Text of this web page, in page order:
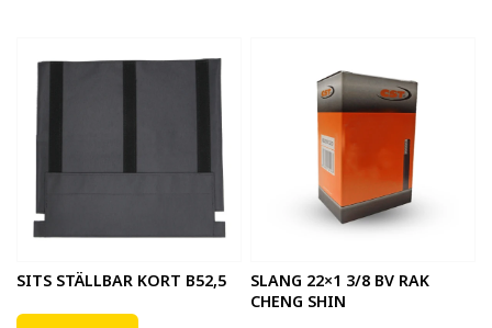
SITS STÄLLBAR KORT B52,5
SLANG 22×1 3/8 BV RAK
CHENG SHIN